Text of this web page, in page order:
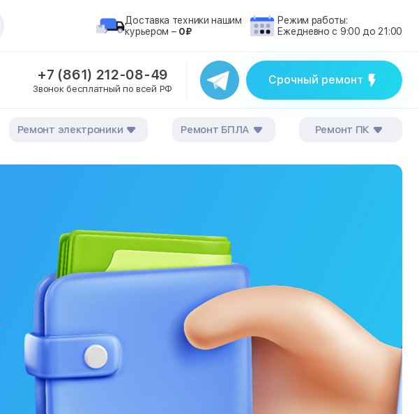
Доставка техники нашим
курьером – 0₽
Режим работы:
Ежедневно с 9:00 до 21:00
+7 (861) 212-08-49
Звонок бесплатный по всей РФ
Срочный ремонт
Ремонт электроники Ремонт БПЛА Ремонт ПК